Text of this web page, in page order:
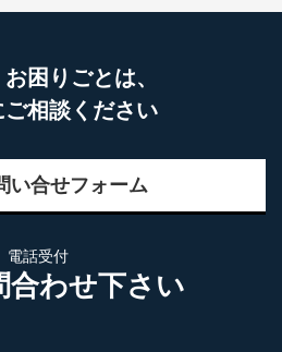
困りごとは、
ご相談ください
い合せフォーム
電話受付
合わせ下さい